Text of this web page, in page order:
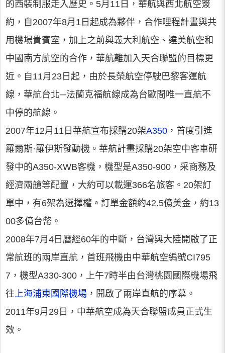
的西裝制服走入歷史。5月11日，華航與西北航空簽
約，自2007年8月1日起成為夥伴，合作哩程計畫與共
用機場貴賓室，加上之前與義大利航空、達美航空和
中國南方航空的合作，華航離加入天合聯盟的目標更
近。自11月23日起，由於長榮航空停駛巴黎客運航
線，華航台北─法蘭克福航線成為台歐間唯一直航不
中停的航線。
2007年12月11日華航宣布採購20架A350 ，首度引進
羅爾斯·羅伊斯發動機。華航計畫採購20架空中客車研
發中的A350-XWB客機，機型是A350-900，采商務及
經濟兩艙等配置，大約可以載運366名旅客。20架訂
單中，有6架為選擇權。訂單金額約42.5億美金，約13
00多億台幣。
2008年7月4日曆經60年的中斷，台灣與大陸開啟了正
常航班的兩岸直航，首班飛機由中華航空編號CI795
7，機型A330-300，上午7時半由台灣桃園國際機場飛
往上海浦東國際機場 ，開啟了兩岸直航的序幕。
2011年9月29日，中華航空成為天合聯盟成員正式生
效。